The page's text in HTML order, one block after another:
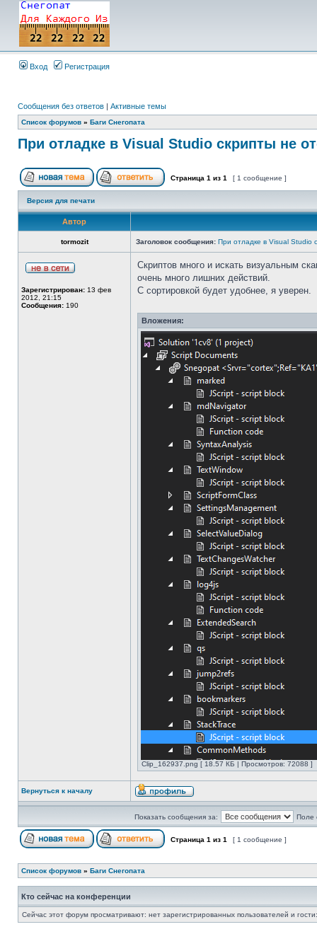
Вход Регистрация
Сообщения без ответов | Активные темы
Список форумов » Баги Снегопата
При отладке в Visual Studio скрипты не
Страница 1 из 1 [ 1 сообщение ]
Версия для печати
Автор
tormozit Заголовок сообщения: При отладке в Visual Studio
Зарегистрирован: 13 фев
2012, 21:15
Сообщения: 190
Скриптов много и искать визуальным
очень много лишних действий.
С сортировкой будет удобнее, я уверен.
Вложения:
Clip_162937.png [ 18.57 КБ | Просмотров: 72088 ]
Вернуться к началу
Показать сообщения за: Поле
Страница 1 из 1 [ 1 сообщение ]
Список форумов » Баги Снегопата
Кто сейчас на конференции
Сейчас этот форум просматривают: нет зарегистрированных пользователей и